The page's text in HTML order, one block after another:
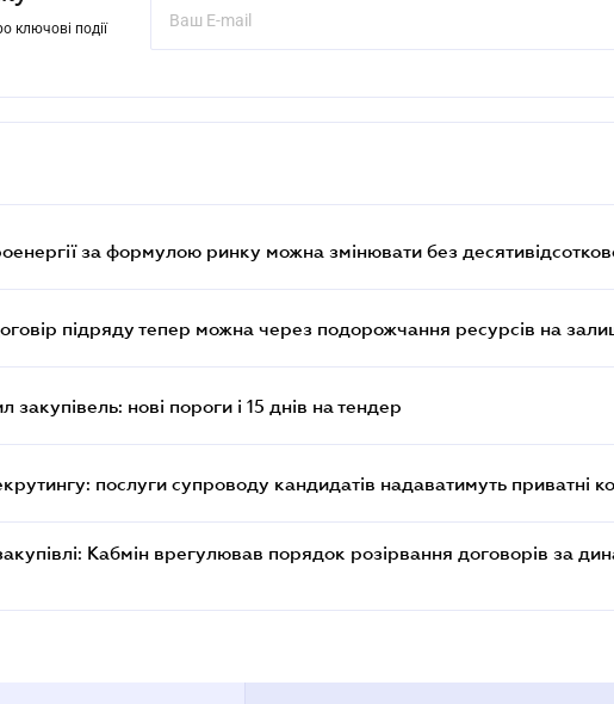
ключові події
за формулою ринку можна змінювати без
підряду тепер можна через подорожчання ресурсів на
закупівель: нові пороги і 15 днів на тендер
послуги супроводу кандидатів надаватимуть приватні
Кабмін врегулював порядок розірвання договорів за